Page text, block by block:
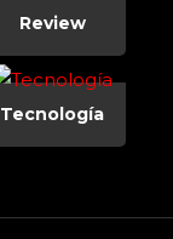
Review
Tecnología